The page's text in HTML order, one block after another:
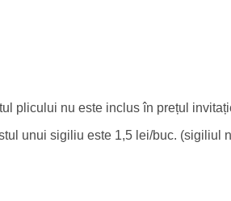
plicului nu este inclus în prețul
unui sigiliu este 1,5 lei/buc. (sigiliul